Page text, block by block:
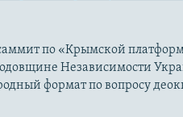
по «Крымской
Независимости
формат по вопросу